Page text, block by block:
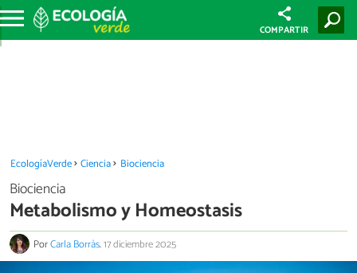
COMPARTIR
EcologíaVerde Ciencia Biociencia
Biociencia
Metabolismo y Homeostasis
PorCarla Borràs.17 diciembre 2025